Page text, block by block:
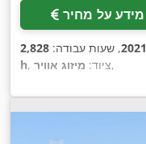
מידע על מחיר
2021, שעות עבודה: 2,828
h
, ציוד: מיזוג אוויר ,